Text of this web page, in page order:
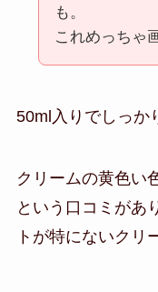
も。
これめっちゃ
50ml入りでしっか
クリームの黄色い
という口コミがあ
トが特にないクリ